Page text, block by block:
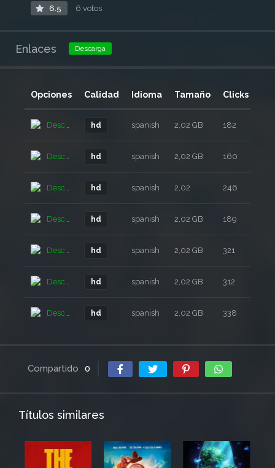
6.5 6 votos
Enlaces Descarga
Opciones Calidad Idioma Tamaño Clicks
Descarga hd spanish 2,02 GB 182
Descarga hd spanish 2,02 GB 160
Descarga hd spanish 2,02 246
Descarga hd spanish 2,02 GB 189
Descarga hd spanish 2,02 GB 321
Descarga hd spanish 2,02 GB 312
Descarga hd spanish 2,02 GB 338
Compartido 0
Títulos similares